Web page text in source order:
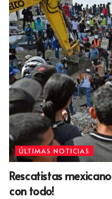
ÚLTIMAS NOTICIAS
Rescatistas
con todo!